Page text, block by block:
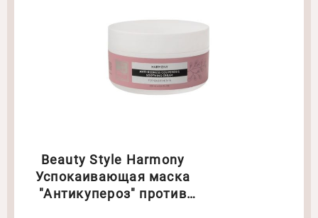
Beauty Style Harmony
Успокаивающая маска
"Антикупероз" против